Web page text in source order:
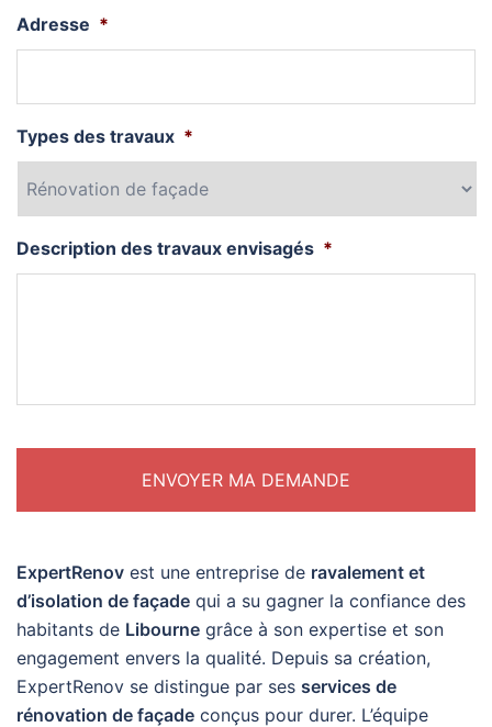
Adresse *
Types des travaux *
Description des travaux envisagés *
ExpertRenov est une entreprise de ravalement et
d’isolation de façade qui a su gagner la confiance des
habitants de Libourne grâce à son expertise et son
engagement envers la qualité. Depuis sa création,
ExpertRenov se distingue par ses services de
rénovation de façade conçus pour durer. L’équipe